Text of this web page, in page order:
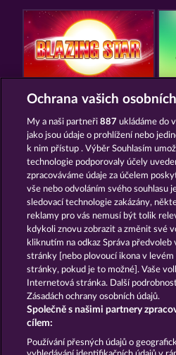
BLAZING STAR
100 FLARING FRUITS
Podmínky
Kontakt Společnost
Partnerský
Podat Žádost o
Ochrana vašich
My a naši partneři887 ukládáme do
jako jsou údaje o prohlížení nebo
k nim přístup . Výběr Souhlasím
technologie podporovaly účely
zpracováváme údaje za účelem
vše nebo odvoláním svého souhlasu
sledovací technologie zakázány,
reklamy pro vás nemusí být tolik
kdykoli znovu zobrazit a změnit své
kliknutím na odkaz Správa předvoleb
stránky [nebo plovoucí ikona v
stránky, pokud je to možné]. Vaše
Internetová stránka. Další
Zásadách ochrany osobních údajů.
Společně s našimi partnery
cílem:
Používání přesných údajů o